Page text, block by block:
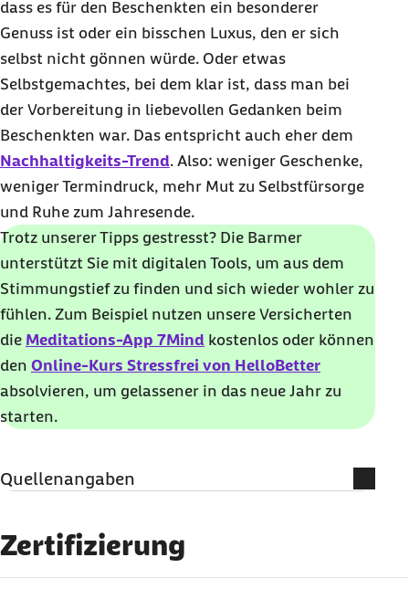
dass es für den Beschenkten ein besonderer
Genuss ist oder ein bisschen Luxus, den er sich
selbst nicht gönnen würde. Oder etwas
Selbstgemachtes, bei dem klar ist, dass man bei
der Vorbereitung in liebevollen Gedanken beim
Beschenkten war. Das entspricht auch eher dem
Nachhaltigkeits-Trend. Also: weniger Geschenke,
weniger Termindruck, mehr Mut zu Selbstfürsorge
und Ruhe zum Jahresende.
Trotz unserer Tipps gestresst? Die Barmer
unterstützt Sie mit digitalen Tools, um aus dem
Stimmungstief zu finden und sich wieder wohler zu
fühlen. Zum Beispiel nutzen unsere Versicherten
die Meditations-App 7Mind kostenlos oder können
den Online-Kurs Stressfrei von HelloBetter
absolvieren, um gelassener in das neue Jahr zu
starten.
Quellenangaben
Lingnau Carduck
Zertifizierung